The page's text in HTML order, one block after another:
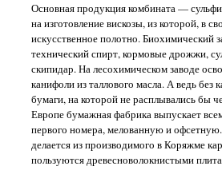
Основная продукция комбината —
на изготовление вискозы, из которой, в
искусственное полотно. Биохимический
технический спирт, кормовые дрожжи,
скипидар. На лесохимическом заводе
канифоли из таллового масла. А ведь без
бумаги, на которой не расплывались бы
Европе бумажная фабрика выпускает
первого номера, мелованную и офсетную.
делается из производимого в Коряжме
пользуются древесноволокнистыми